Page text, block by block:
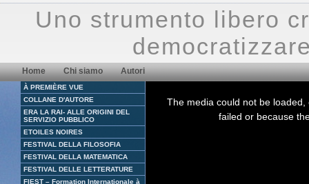
Uno strumento libero
Home Chi siamo Autori
À PREMIÈRE VUE
COLLANE D'AUTORE
ERA LA RAI- ALLE ORIGINI DEL
SERVIZIO PUBBLICO
ETOILES NOIRES
FESTIVAL DELLA FILOSOFIA
FESTIVAL DELLA MATEMATICA
FESTIVAL DELLE LETTERATURE
FIEST – Formation Internationale à
The media could not be
failed or because